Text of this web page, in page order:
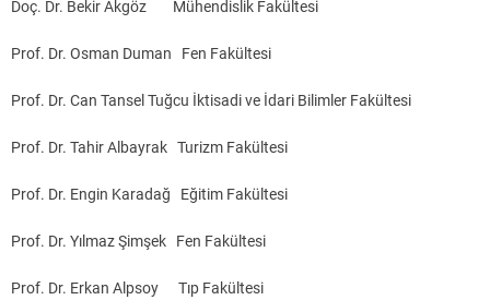
Doç. Dr. Bekir Akgöz Mühendislik Fakültesi
Prof. Dr. Osman Duman Fen Fakültesi
Prof. Dr. Can Tansel Tuğcu İktisadi ve İdari Bilimler Fakültesi
Prof. Dr. Tahir Albayrak Turizm Fakültesi
Prof. Dr. Engin Karadağ Eğitim Fakültesi
Prof. Dr. Yılmaz Şimşek Fen Fakültesi
Prof. Dr. Erkan Alpsoy Tıp Fakültesi